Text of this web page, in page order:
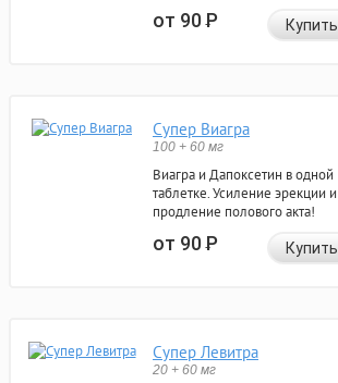
от 90Р Купить
Супер Виагра
100 + 60 мг
Виагра и Дапоксетин в одной
таблетке. Усиление эрекции и
продление полового акта!
от 90Р Купить
Супер Левитра
20 + 60 мг